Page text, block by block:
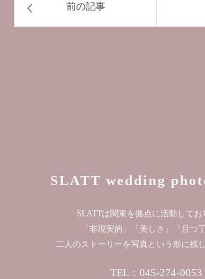
前の記事
SLATT wedding
SLATTは関東を拠点に活動してお
「非現実的」「美しさ」「且つ丁
二人のストーリーを写真という形に残
TEL：045-274-0053